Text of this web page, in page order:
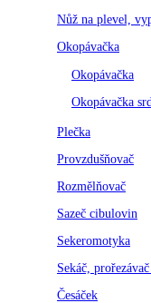
Nůž na plevel,
Okopávačka
Okopávačka
Okopávačka
Plečka
Provzdušňovač
Rozmělňovač
Sazeč cibulovin
Sekeromotyka
Sekáč,
Česáček